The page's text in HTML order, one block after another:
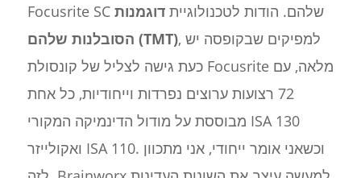
Focusrite SC שלהם. הודות לטכנולוגייתדוגמנות
הסובלנות שלהם (TMT), למפיקים שבקופסה יש
כעת גישה לצליל של קונסולת Focusrite מלאה, עם
72 רצועות ערוצים נפרדות וייחודיות, כל אחת
מבוססת על מודול הדינמיקה המקורי ISA 130
ואקולייזר ISA 110. וכשאני אומר ייחודי, אני מתכוון